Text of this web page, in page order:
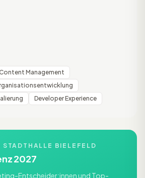
Management
Developer Experience
BIELEFELD
2027
Entscheider:innen und Top-